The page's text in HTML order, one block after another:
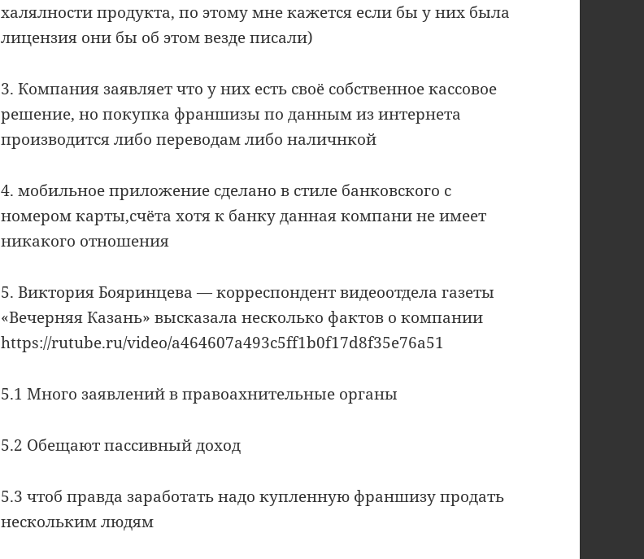
халялности продукта, по этому мне кажется если бы у них была
лицензия они бы об этом везде писали)
3. Компания заявляет что у них есть своё собственное кассовое
решение, но покупка франшизы по данным из интернета
производится либо переводам либо наличнкой
4. мобильное приложение сделано в стиле банковского с
номером карты,счёта хотя к банку данная компани не имеет
никакого отношения
5. Виктория Бояринцева — корреспондент видеоотдела газеты
«Вечерняя Казань» высказала несколько фактов о компании
https://rutube.ru/video/a464607a493c5ff1b0f17d8f35e76a51
5.1 Много заявлений в правоахнительные органы
5.2 Обещают пассивный доход
5.3 чтоб правда заработать надо купленную франшизу продать
нескольким людям